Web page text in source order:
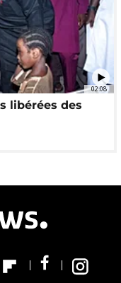
02:08
libérées des